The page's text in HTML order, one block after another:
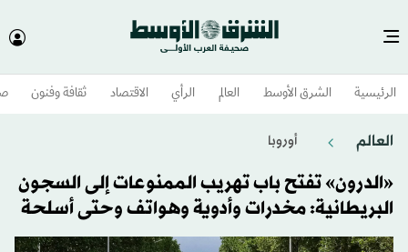
الرئيسية الشرق الأوسط​ العالم الرأي الاقتصاد ثقافة وفنون
العالم أوروبا
«الدرون» تفتح باب تهريب الممنوعات إلى السجون
البريطانية: مخدرات وأدوية وهواتف وحتى أسلحة